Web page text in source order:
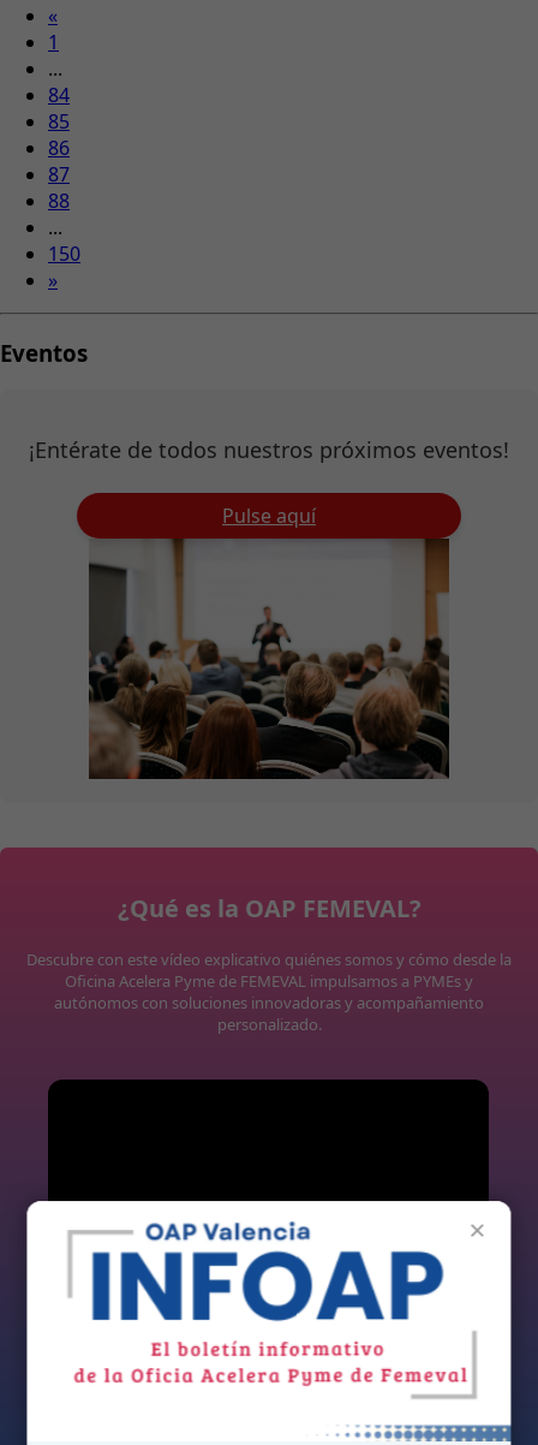
«
1
...
84
85
86
87
88
...
150
»
Eventos
¡Entérate de todos nuestros próximos eventos!
Pulse aquí
¿Qué es la OAP FEMEVAL?
Descubre con este vídeo explicativo quiénes somos y cómo desde la
Oficina Acelera Pyme de FEMEVAL impulsamos a PYMEs y
autónomos con soluciones innovadoras y acompañamiento
personalizado.
×